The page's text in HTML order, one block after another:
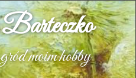
moim hobby